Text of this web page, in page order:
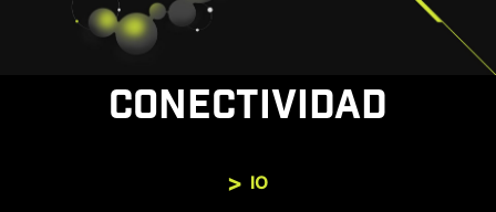
CONECTIVIDAD
IO